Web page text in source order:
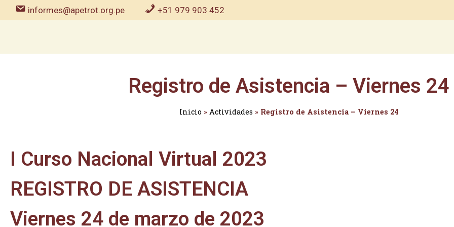
informes@apetrot.org.pe +51 979 903 452
Registro de Asistencia – Viernes 24
Inicio » Actividades » Registro de Asistencia – Viernes 24
I Curso Nacional Virtual 2023
REGISTRO DE ASISTENCIA
Viernes 24 de marzo de 2023